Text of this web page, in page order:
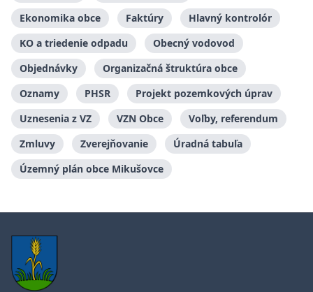
Ekonomika obce
Faktúry
Hlavný kontrolór
KO a triedenie odpadu
Obecný vodovod
Objednávky
Organizačná štruktúra obce
Oznamy
PHSR
Projekt pozemkových úprav
Uznesenia z VZ
VZN Obce
Voľby, referendum
Zmluvy
Zverejňovanie
Úradná tabuľa
Územný plán obce Mikušovce